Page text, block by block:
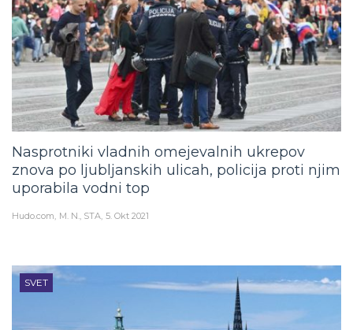
Nasprotniki vladnih omejevalnih ukrepov
znova po ljubljanskih ulicah, policija proti njim
uporabila vodni top
Hudo.com M. N., STA 5. Okt 2021
SVET